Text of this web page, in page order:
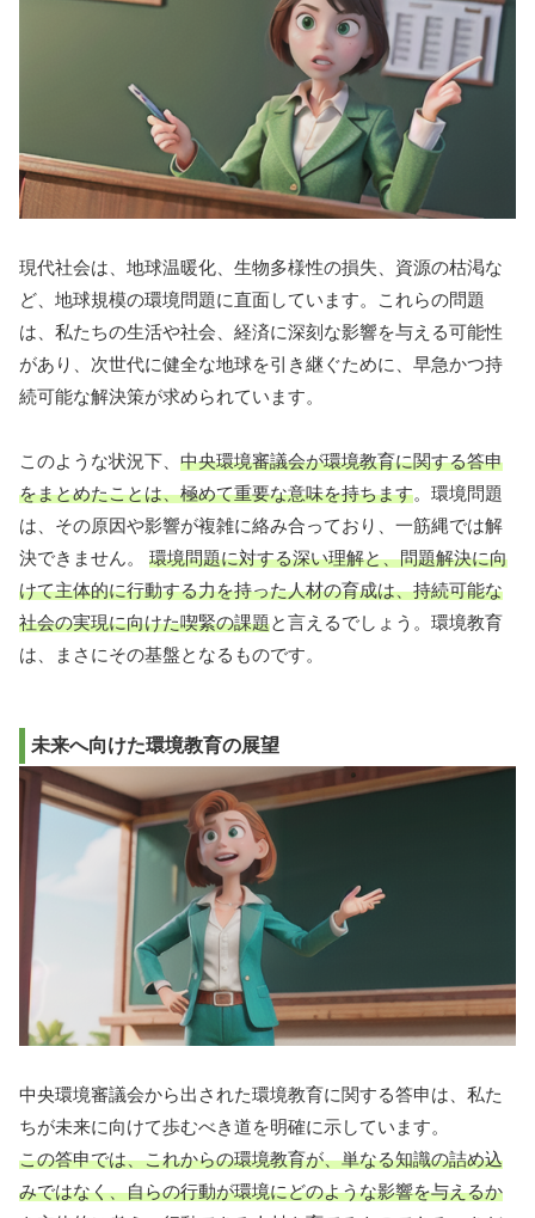
現代社会は、地球温暖化、生物多様性の損失、資源の枯渇な
ど、地球規模の環境問題に直面しています。これらの問題
は、私たちの生活や社会、経済に深刻な影響を与える可能性
があり、次世代に健全な地球を引き継ぐために、早急かつ持
続可能な解決策が求められています。
このような状況下、 中央環境審議会が環境教育に関する答申
をまとめたことは、極めて重要な意味を持ちます。環境問題
は、その原因や影響が複雑に絡み合っており、一筋縄では解
決できません。 環境問題に対する深い理解と、問題解決に向
けて主体的に行動する力を持った人材の育成は、持続可能な
社会の実現に向けた喫緊の課題と言えるでしょう。環境教育
は、まさにその基盤となるものです。
未来へ向けた環境教育の展望
中央環境審議会から出された環境教育に関する答申は、私た
ちが未来に向けて歩むべき道を明確に示しています。
この答申では、これからの環境教育が、単なる知識の詰め込
みではなく、自らの行動が環境にどのような影響を与えるか